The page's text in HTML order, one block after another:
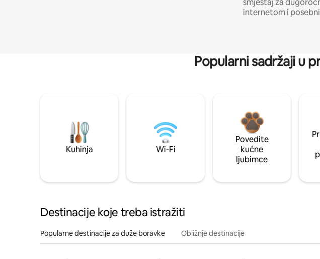
smještaj za
internetom i
Popularni sadržaji u
Kuhinja Wi-Fi
Povedite
kućne
ljubimce
Destinacije koje treba istražiti
Popularne destinacije za duže boravke Obližnje destinacije